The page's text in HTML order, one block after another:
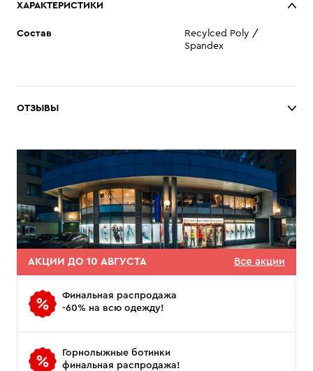
ХАРАКТЕРИСТИКИ
Состав
Recylced Poly /
Spandex
ОТЗЫВЫ
АКЦИИ ДО 10 АВГУСТА Все акции
Финальная распродажа
-60% на всю одежду!
Горнолыжные ботинки
финальная распродажа!